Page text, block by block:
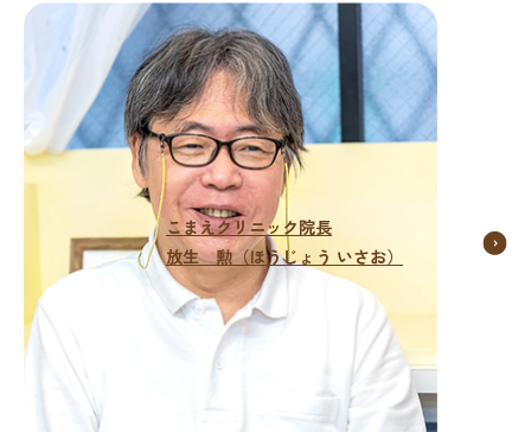
こまえクリニック院長
放生 勲（ほうじょう いさお）